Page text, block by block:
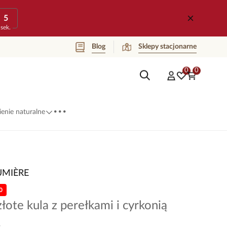
5
sek.
Blog Sklepy stacjonarne
0 0
naturalne ...
kula z perełkami i cyrkonią